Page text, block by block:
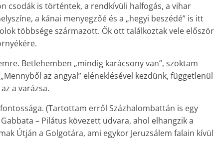
csodák is történtek, a rendkívüli halfogás, a vihar
a kánai menyegzőé és a „hegyi beszédé” is itt
többsége származott. Ők ott találkoztak vele először
Betlehemben „mindig karácsony van”, szoktam
az angyal” eléneklésével kezdünk, függetlenül
a varázsa.
(Tartottam erről Százhalombattán is egy
– Pilátus kövezett udvara, ahol elhangzik a
Útján a Golgotára, ami egykor Jeruzsálem falain kívül